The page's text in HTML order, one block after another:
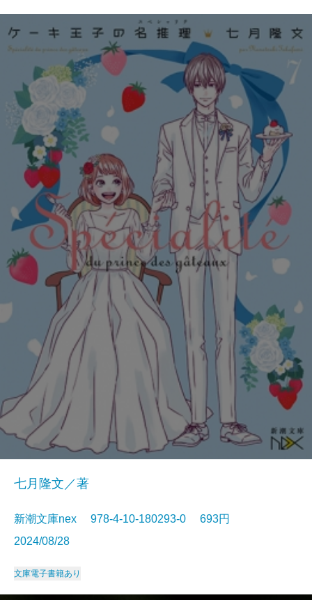
七月隆文／著
新潮文庫nex 978-4-10-180293-0 693円
2024/08/28
文庫電子書籍あり